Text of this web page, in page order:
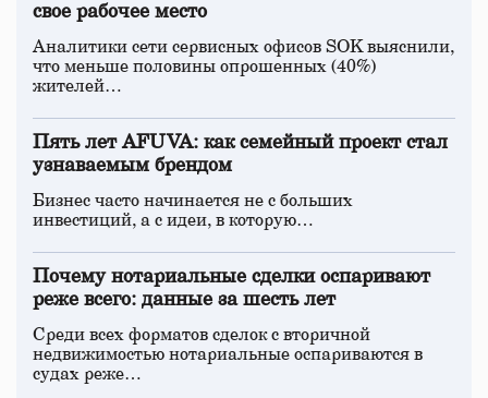
свое рабочее место
Аналитики сети сервисных офисов SOK выяснили,
что меньше половины опрошенных (40%)
жителей…
Пять лет AFUVA: как семейный проект стал
узнаваемым брендом
Бизнес часто начинается не с больших
инвестиций, а с идеи, в которую…
Почему нотариальные сделки оспаривают
реже всего: данные за шесть лет
Среди всех форматов сделок с вторичной
недвижимостью нотариальные оспариваются в
судах реже…